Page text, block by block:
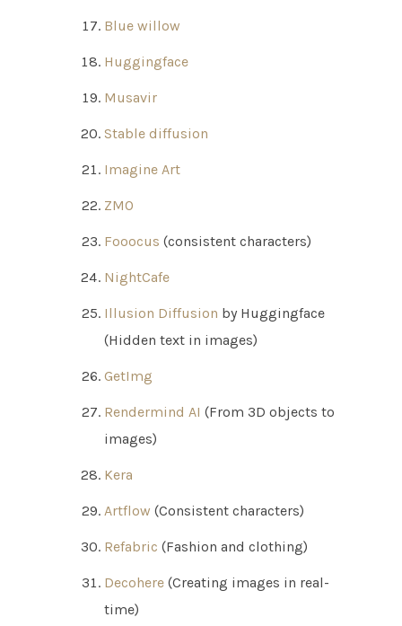
Blue willow
Huggingface
Musavir
Stable diffusion
Imagine Art
ZMO
Fooocus (consistent characters)
NightCafe
Illusion Diffusion by Huggingface
(Hidden text in images)
GetImg
Rendermind AI (From 3D objects to
images)
Kera
Artflow (Consistent characters)
Refabric (Fashion and clothing)
Decohere(Creating images in real-
time)